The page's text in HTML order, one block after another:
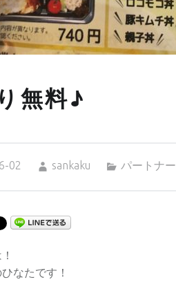
無料♪
02
sankaku
パートナー
なたです！